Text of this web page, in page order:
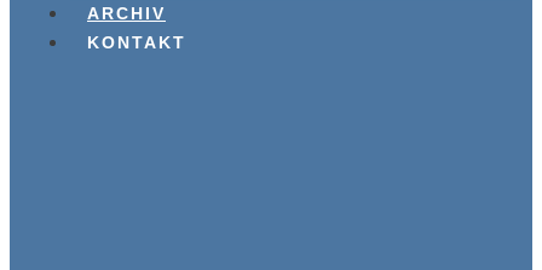
ARCHIV
KONTAKT